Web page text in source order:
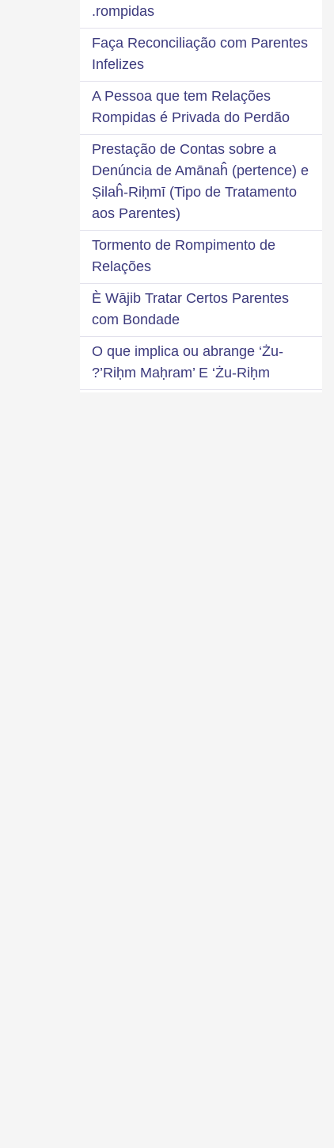
rompidas.
Faça Reconciliação com Parentes
Infelizes
A Pessoa que tem Relações
Rompidas é Privada do Perdão
Prestação de Contas sobre a
Denúncia de Amānaĥ (pertence) e
Ṣilaĥ-Riḥmī (Tipo de Tratamento
aos Parentes)
Tormento de Rompimento de
Relações
È Wājib Tratar Certos Parentes
com Bondade
O que implica ou abrange ‘Żu-
Riḥm Maḥram’ E ‘Żu-Riḥm’?